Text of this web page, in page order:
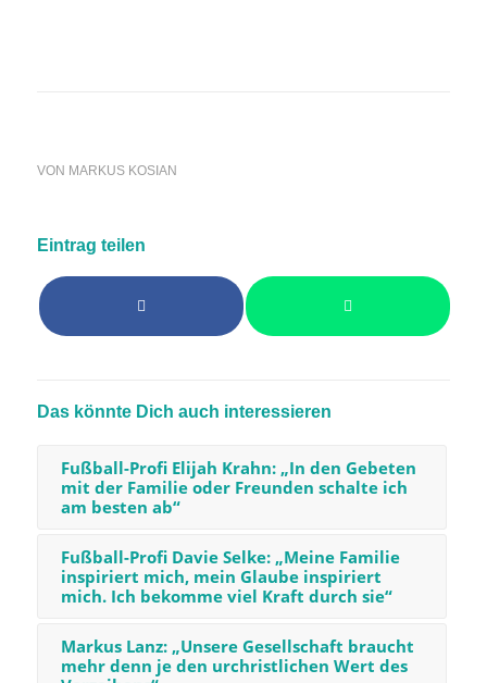
VON MARKUS KOSIAN
Eintrag teilen
Das könnte Dich auch interessieren
Fußball-Profi Elijah Krahn: „In den Gebeten
mit der Familie oder Freunden schalte ich
am besten ab“
Fußball-Profi Davie Selke: „Meine Familie
inspiriert mich, mein Glaube inspiriert
mich. Ich bekomme viel Kraft durch sie“
Markus Lanz: „Unsere Gesellschaft braucht
mehr denn je den urchristlichen Wert des